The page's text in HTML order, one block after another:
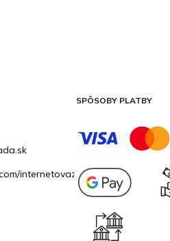
internetovazahrada.sk/
SPÔSOBY PLATBY